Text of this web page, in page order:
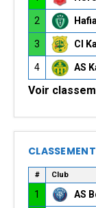
2
3 CI
4 AS
Voir
# Club
1 AS